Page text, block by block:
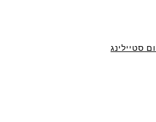
סטיילינג